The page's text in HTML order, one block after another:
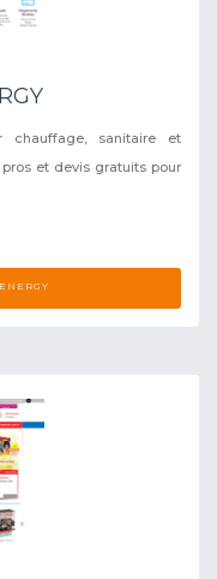
chauffage, sanitaire et
et devis gratuits pour